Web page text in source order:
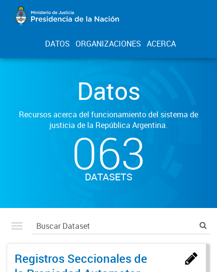
DATOS ORGANIZACIONES ACERCA
Datos
Recursos acerca del funcionamiento del sistema de
justicia de la República Argentina.
063
DATASETS
Registros Seccionales de